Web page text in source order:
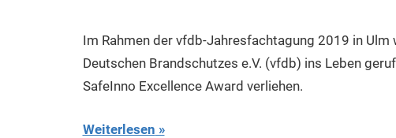
Im Rahmen der vfdb-Jahresfachtagung 2019 in
Deutschen Brandschutzes e.V. (vfdb) ins Leben
SafeInno Excellence Award verliehen.
Weiterlesen